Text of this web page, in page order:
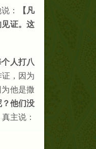
：
【凡
证。这
个人打八
，因为
他是撒
？他们没
主说：